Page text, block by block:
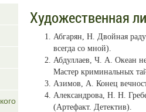
Художественная
Абгарян, Н. Двойная
всегда со мной).
Абдуллаев, Ч. А. Океан
Мастер криминальных
Азимов, А. Конец
Александрова, Н. Н.
(Артефакт. Детектив).